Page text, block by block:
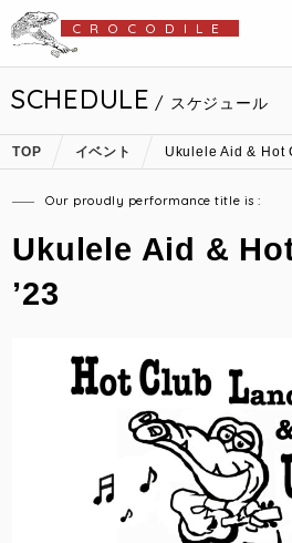
CROCODILE
SCHEDULE / スケジュール
TOP イベント Ukulele Aid & Hot
Our proudly performance title is :
Ukulele Aid &
’23